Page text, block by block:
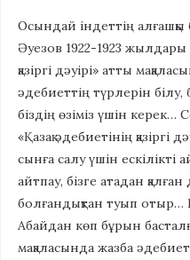
Осындай індеттің алғашқы
Әуезов 1922-1923 жылдары
қазіргі дәуірі» атты
әдебиеттің түрлерін білу,
біздің өзіміз үшін керек…
«Қазақ әдебиетінің қазіргі
сынға салу үшін ескілікті
айтпау, бізге атадан
болғандықтан туып отыр…
Абайдан көп бұрын
мақаласында жазба